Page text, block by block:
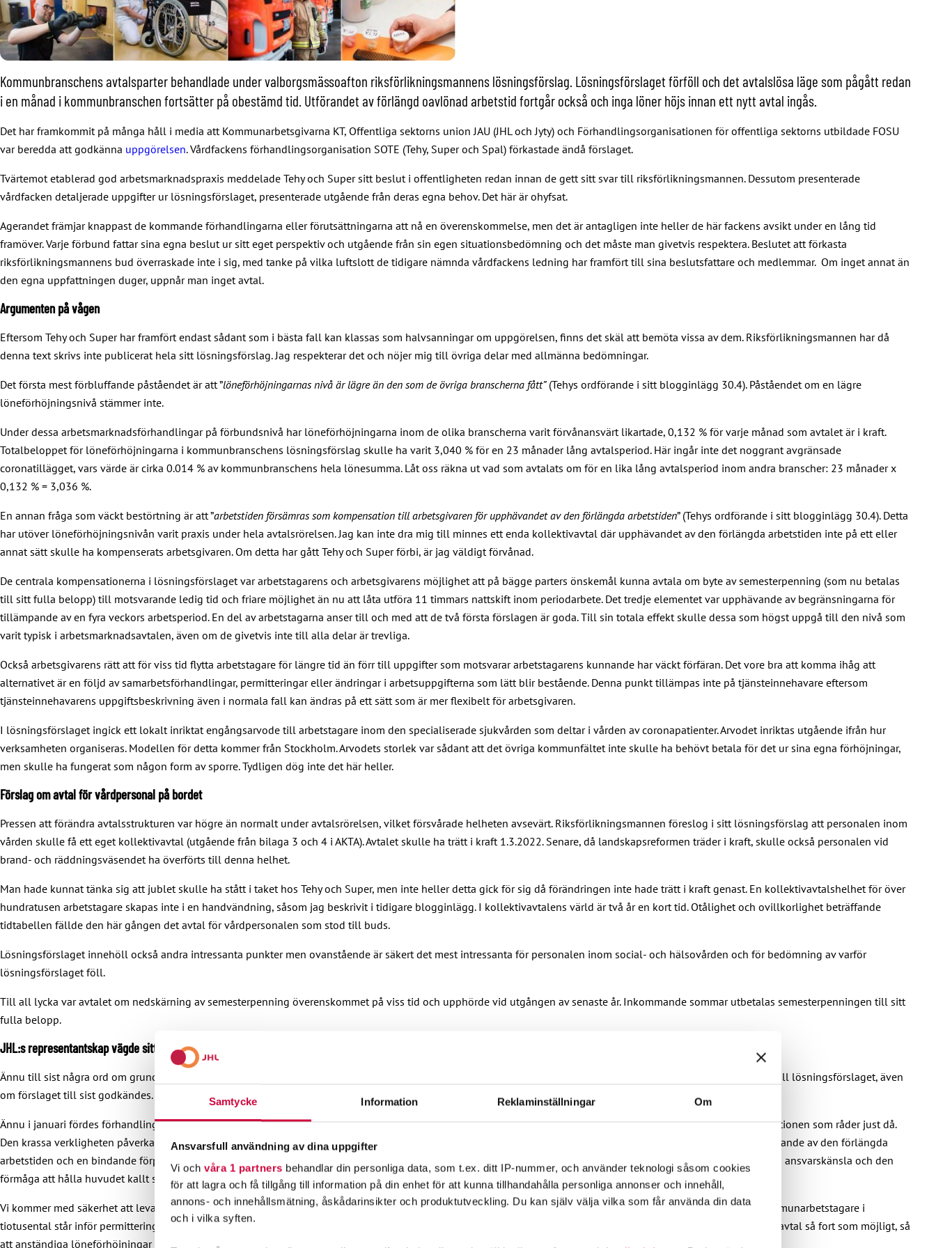
Samtycke Information Reklaminställningar Om
Ansvarsfull användning av dina uppgifter
Vi och våra 1 partners behandlar din personliga data, som t.ex. ditt IP-nummer, och använder teknologi såsom cookies
för att lagra och få tillgång till information på din enhet för att kunna tillhandahålla personliga annonser och innehåll,
annons- och innehållsmätning, åskådarinsikter och produktutveckling. Du kan själv välja vilka som får använda din data
och i vilka syften.
Kommunbranschens avtalsparter behandlade under valborgsmässoafton riksförlikningsmannens lösningsförslag. Lösningsförslaget förföll och det avtalslösa läge som pågått redan
i en månad i kommunbranschen fortsätter på obestämd tid. Utförandet av förlängd oavlönad arbetstid fortgår också och inga löner höjs innan ett nytt avtal ingås.
Det har framkommit på många håll i media att Kommunarbetsgivarna KT, Offentliga sektorns union JAU (JHL och Jyty) och Förhandlingsorganisationen för offentliga sektorns utbildade FOSU
var beredda att godkänna uppgörelsen. Vårdfackens förhandlingsorganisation SOTE (Tehy, Super och Spal) förkastade ändå förslaget.
Tvärtemot etablerad god arbetsmarknadspraxis meddelade Tehy och Super sitt beslut i offentligheten redan innan de gett sitt svar till riksförlikningsmannen. Dessutom presenterade
vårdfacken detaljerade uppgifter ur lösningsförslaget, presenterade utgående från deras egna behov. Det här är ohyfsat.
Agerandet främjar knappast de kommande förhandlingarna eller förutsättningarna att nå en överenskommelse, men det är antagligen inte heller de här fackens avsikt under en lång tid
framöver. Varje förbund fattar sina egna beslut ur sitt eget perspektiv och utgående från sin egen situationsbedömning och det måste man givetvis respektera. Beslutet att förkasta
riksförlikningsmannens bud överraskade inte i sig, med tanke på vilka luftslott de tidigare nämnda vårdfackens ledning har framfört till sina beslutsfattare och medlemmar. Om inget annat än
den egna uppfattningen duger, uppnår man inget avtal.
Argumenten på vågen
Eftersom Tehy och Super har framfört endast sådant som i bästa fall kan klassas som halvsanningar om uppgörelsen, finns det skäl att bemöta vissa av dem. Riksförlikningsmannen har då
denna text skrivs inte publicerat hela sitt lösningsförslag. Jag respekterar det och nöjer mig till övriga delar med allmänna bedömningar.
Det första mest förbluffande påståendet är att ”löneförhöjningarnas nivå är lägre än den som de övriga branscherna fått”(Tehys ordförande i sitt blogginlägg 30.4). Påståendet om en lägre
löneförhöjningsnivå stämmer inte.
Under dessa arbetsmarknadsförhandlingar på förbundsnivå har löneförhöjningarna inom de olika branscherna varit förvånansvärt likartade, 0,132 % för varje månad som avtalet är i kraft.
Totalbeloppet för löneförhöjningarna i kommunbranschens lösningsförslag skulle ha varit 3,040 % för en 23 månader lång avtalsperiod. Här ingår inte det noggrant avgränsade
coronatillägget, vars värde är cirka 0.014 % av kommunbranschens hela lönesumma. Låt oss räkna ut vad som avtalats om för en lika lång avtalsperiod inom andra branscher: 23 månader x
0,132 % = 3,036 %.
En annan fråga som väckt bestörtning är att ”arbetstiden försämras som kompensation till arbetsgivaren för upphävandet av den förlängda arbetstiden” (Tehys ordförande i sitt blogginlägg 30.4). Detta
har utöver löneförhöjningsnivån varit praxis under hela avtalsrörelsen. Jag kan inte dra mig till minnes ett enda kollektivavtal där upphävandet av den förlängda arbetstiden inte på ett eller
annat sätt skulle ha kompenserats arbetsgivaren. Om detta har gått Tehy och Super förbi, är jag väldigt förvånad.
De centrala kompensationerna i lösningsförslaget var arbetstagarens och arbetsgivarens möjlighet att på bägge parters önskemål kunna avtala om byte av semesterpenning (som nu betalas
till sitt fulla belopp) till motsvarande ledig tid och friare möjlighet än nu att låta utföra 11 timmars nattskift inom periodarbete. Det tredje elementet var upphävande av begränsningarna för
tillämpande av en fyra veckors arbetsperiod. En del av arbetstagarna anser till och med att de två första förslagen är goda. Till sin totala effekt skulle dessa som högst uppgå till den nivå som
varit typisk i arbetsmarknadsavtalen, även om de givetvis inte till alla delar är trevliga.
Också arbetsgivarens rätt att för viss tid flytta arbetstagare för längre tid än förr till uppgifter som motsvarar arbetstagarens kunnande har väckt förfäran. Det vore bra att komma ihåg att
alternativet är en följd av samarbetsförhandlingar, permitteringar eller ändringar i arbetsuppgifterna som lätt blir bestående. Denna punkt tillämpas inte på tjänsteinnehavare eftersom
tjänsteinnehavarens uppgiftsbeskrivning även i normala fall kan ändras på ett sätt som är mer flexibelt för arbetsgivaren.
I lösningsförslaget ingick ett lokalt inriktat engångsarvode till arbetstagare inom den specialiserade sjukvården som deltar i vården av coronapatienter. Arvodet inriktas utgående ifrån hur
verksamheten organiseras. Modellen för detta kommer från Stockholm. Arvodets storlek var sådant att det övriga kommunfältet inte skulle ha behövt betala för det ur sina egna förhöjningar,
men skulle ha fungerat som någon form av sporre. Tydligen dög inte det här heller.
Förslag om avtal för vårdpersonal på bordet
Pressen att förändra avtalsstrukturen var högre än normalt under avtalsrörelsen, vilket försvårade helheten avsevärt. Riksförlikningsmannen föreslog i sitt lösningsförslag att personalen inom
vården skulle få ett eget kollektivavtal (utgående från bilaga 3 och 4 i AKTA). Avtalet skulle ha trätt i kraft 1.3.2022. Senare, då landskapsreformen träder i kraft, skulle också personalen vid
brand- och räddningsväsendet ha överförts till denna helhet.
Man hade kunnat tänka sig att jublet skulle ha stått i taket hos Tehy och Super, men inte heller detta gick för sig då förändringen inte hade trätt i kraft genast. En kollektivavtalshelhet för över
hundratusen arbetstagare skapas inte i en handvändning, såsom jag beskrivit i tidigare blogginlägg. I kollektivavtalens värld är två år en kort tid. Otålighet och ovillkorlighet beträffande
tidtabellen fällde den här gången det avtal för vårdpersonalen som stod till buds.
Lösningsförslaget innehöll också andra intressanta punkter men ovanstående är säkert det mest intressanta för personalen inom social- och hälsovården och för bedömning av varför
lösningsförslaget föll.
Till all lycka var avtalet om nedskärning av semesterpenning överenskommet på viss tid och upphörde vid utgången av senaste år. Inkommande sommar utbetalas semesterpenningen till sitt
fulla belopp.
JHL:s representantskap vägde sitt beslut omsorgsfullt
Ännu till sist några ord om grunderna för JHL:s eget beslut att godkänna förslaget. JHL:s eget beslut fattades av representantskapet, som var mycket kritiskt inställt till lösningsförslaget, även
om förslaget till sist godkändes.
Ännu i januari fördes förhandlingarna med fullständigt annorlunda förväntningar. Varje avtal sluts ändå utgående från den information och den bedömning av situationen som råder just då.
Den krassa verkligheten påverkade förhandlingspositionerna under vårens lopp. Då hjälper inga vredesutbrott. Löneförhöjningar enligt den allmänna linjen, upphävande av den förlängda
arbetstiden och en bindande förpliktelse att arbeta fram ett eget avtal för vårdpersonalen vägde för ett godkännande av beslutsförslaget. Jag lyfter på hatten för den ansvarskänsla och den
förmåga att hålla huvudet kallt som vårt representantskap uppvisade i denna tuffa situation, då många tomma löften utfärdas i populismens namn.
Vi kommer med säkerhet att leva i någon form av undantagsförhållanden åtminstone ända till hösten. Utnyttjande av stridsåtgärder passar illa i en situation då kommunarbetstagare i
tiotusental står inför permitteringar och social- och hälsovårdssektorn jobbar enligt beredskapslagen, eventuellt under en lång tid framöver. Man borde ändå nå ett avtal så fort som möjligt, så
att anständiga löneförhöjningar kan uppnås och den förlängda arbetstiden slopas.